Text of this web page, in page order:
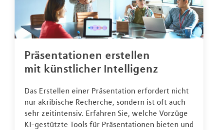
Präsentationen erstellen
mit künstlicher Intelligenz
Das Erstellen einer Präsentation erfordert nicht
nur akribische Recherche, sondern ist oft auch
sehr zeitintensiv. Erfahren Sie, welche Vorzüge
KI-gestützte Tools für Präsentationen bieten und